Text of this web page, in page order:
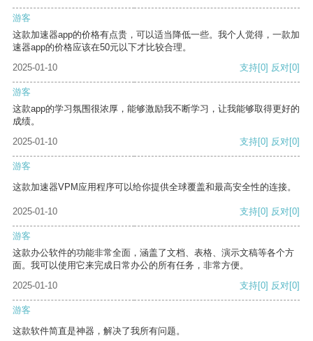
游客
这款加速器app的价格有点贵，可以适当降低一些。我个人觉得，一款加
速器app的价格应该在50元以下才比较合理。
2025-01-10
支持[0] 反对[0]
游客
这款app的学习氛围很浓厚，能够激励我不断学习，让我能够取得更好的
成绩。
2025-01-10
支持[0] 反对[0]
游客
这款加速器VPM应用程序可以给你提供全球覆盖和最高安全性的连接。
2025-01-10 支持[0] 反对[0]
游客
这款办公软件的功能非常全面，涵盖了文档、表格、演示文稿等各个方
面。我可以使用它来完成日常办公的所有任务，非常方便。
2025-01-10
支持[0] 反对[0]
游客
这款软件简直是神器，解决了我所有问题。